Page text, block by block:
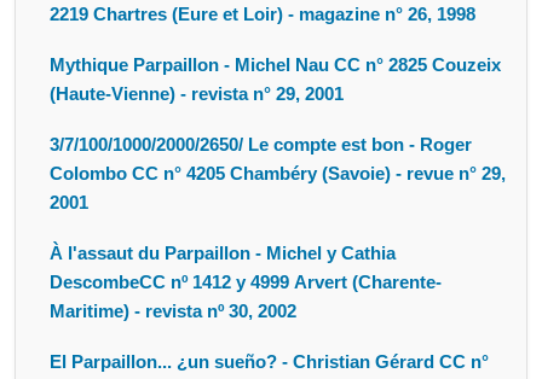
2219 Chartres (Eure et Loir) - magazine n° 26, 1998
Mythique Parpaillon - Michel Nau CC n° 2825 Couzeix
(Haute-Vienne) - revista n° 29, 2001
3/7/100/1000/2000/2650/ Le compte est bon - Roger
Colombo CC n° 4205 Chambéry (Savoie) - revue n° 29,
2001
À l'assaut du Parpaillon - Michel y Cathia
DescombeCC nº 1412 y 4999 Arvert (Charente-
Maritime) - revista nº 30, 2002
El Parpaillon... ¿un sueño? - Christian Gérard CC n°